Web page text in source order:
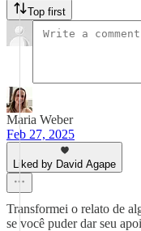
Top first
Maria Weber
Feb 27, 2025
Liked by David Agape
Transformei o relato de
se você puder dar seu